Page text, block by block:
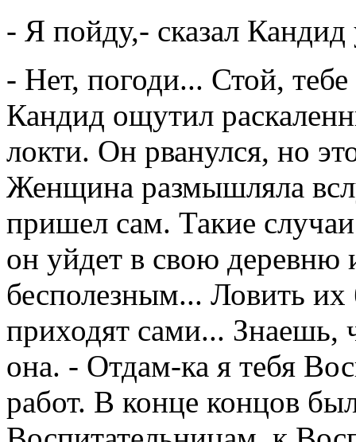
- Я пойду,- сказал
- Нет, погоди... Стой,
Кандид ощутил
локти. Он рванулся, но
Женщина размышляла
пришел сам. Такие
он уйдет в свою деревню
бесполезным... Ловить
приходят сами... Знаешь,
oнa. - Отдам-ка я тебя
работ. В конце концов